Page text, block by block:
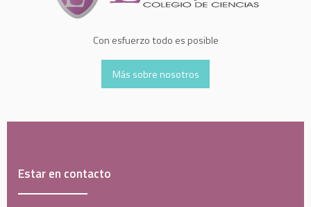
Con esfuerzo todo es posible
Más sobre nosotros
Estar en contacto